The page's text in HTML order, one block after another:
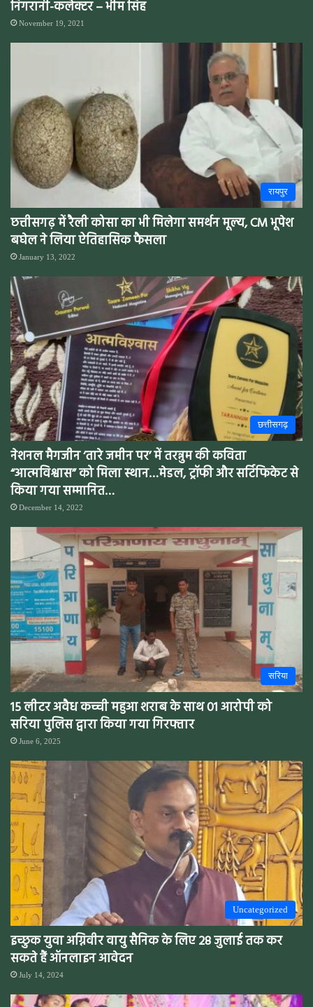
निगरानी-कलेक्टर – भीम सिंह
November 19, 2021
रायपुर
छत्तीसगढ़ में रैली कोसा का भी मिलेगा समर्थन मूल्य, CM भूपेश
बघेल ने लिया ऐतिहासिक फैसला
January 13, 2022
छत्तीसगढ़
नेशनल मैगजीन ‘तारे जमीन पर’ में तरन्नुम की कविता
“आत्मविश्वास” को मिला स्थान…मेडल, ट्रॉफी और सर्टिफिकेट से
किया गया सम्मानित…
December 14, 2022
सरिया
15 लीटर अवैध कच्ची महुआ शराब के साथ 01 आरोपी को
सरिया पुलिस द्वारा किया गया गिरफ्तार
June 6, 2025
Uncategorized
इच्छुक युवा अग्निवीर वायु सैनिक के लिए 28 जुलाई तक कर
सकते हैं ऑनलाइन आवेदन
July 14, 2024